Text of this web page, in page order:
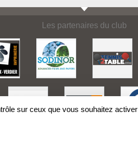
Les partenaires du club
sur ceux que vous souhaitez activer